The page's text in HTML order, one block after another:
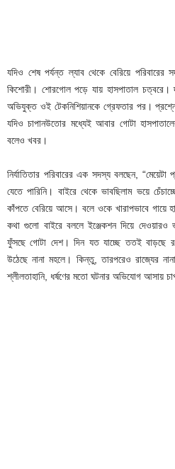
যদিও শেষ পর্যন্ত ল্যাব থেকে বেরিয়ে
কিশোরী। শোরগোল পড়ে যায় হাসপাতাল চত্বরে।
অভিযুক্ত ওই টেকনিশিয়ানকে গ্রেফতার পর।
যদিও চাপানউতোর মধ্যেই আবার গোটা
বলেও খবর।
নির্যাতিতার পরিবারের এক সদস্য বলছেন,
যেতে পারিনি। বাইরে থেকে ভাবছিলাম ভয়ে
কাঁপতে বেরিয়ে আসে। বলে ওকে খারাপভাবে
কথা গুলো বাইরে বললে ইঞ্জেকশন দিয়ে
ফুঁসছে গোটা দেশ। দিন যত যাচ্ছে ততই বাড়ছে
উঠেছে নানা মহলে। কিন্তু, তারপরেও রাজ্যের
শ্লীলতাহানি, ধর্ষণের মতো ঘটনার অভিযোগ আসায়